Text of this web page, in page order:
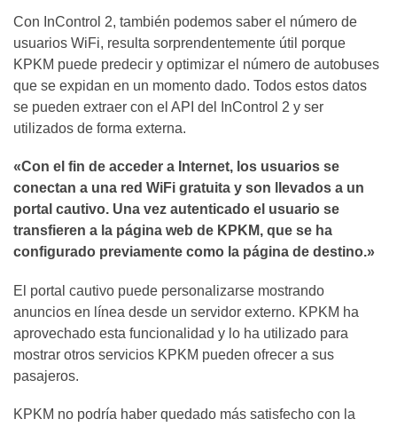
Con InControl 2, también podemos saber el número de
usuarios WiFi, resulta sorprendentemente útil porque
KPKM puede predecir y optimizar el número de autobuses
que se expidan en un momento dado. Todos estos datos
se pueden extraer con el API del InControl 2 y ser
utilizados de forma externa.
«Con el fin de acceder a Internet, los usuarios se
conectan a una red WiFi gratuita y son llevados a un
portal cautivo. Una vez autenticado el usuario se
transfieren a la página web de KPKM, que se ha
configurado previamente como la página de destino.»
El portal cautivo puede personalizarse mostrando
anuncios en línea desde un servidor externo. KPKM ha
aprovechado esta funcionalidad y lo ha utilizado para
mostrar otros servicios KPKM pueden ofrecer a sus
pasajeros.
KPKM no podría haber quedado más satisfecho con la